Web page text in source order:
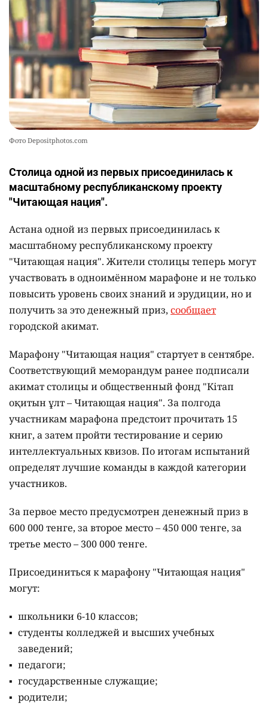
Фото Depositphotos.com
Столица одной из первых присоединилась к
масштабному республиканскому проекту
"Читающая нация".
Астана одной из первых присоединилась к
масштабному республиканскому проекту
"Читающая нация". Жители столицы теперь могут
участвовать в одноимённом марафоне и не только
повысить уровень своих знаний и эрудиции, но и
получить за это денежный приз, сообщает
городской акимат.
Марафону "Читающая нация" стартует в сентябре.
Соответствующий меморандум ранее подписали
акимат столицы и общественный фонд "Кітап
оқитын ұлт – Читающая нация". За полгода
участникам марафона предстоит прочитать 15
книг, а затем пройти тестирование и серию
интеллектуальных квизов. По итогам испытаний
определят лучшие команды в каждой категории
участников.
За первое место предусмотрен денежный приз в
600 000 тенге, за второе место – 450 000 тенге, за
третье место – 300 000 тенге.
Присоединиться к марафону "Читающая нация"
могут:
школьники 6-10 классов;
студенты колледжей и высших учебных
заведений;
педагоги;
государственные служащие;
родители;